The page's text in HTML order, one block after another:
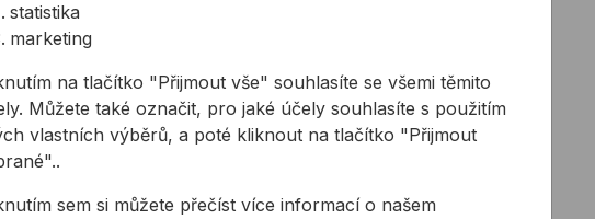
Technická podpora
Zákaznická podpora
Aktuality
Partneři
statistika
marketing
na tlačítko "Přijmout vše" souhlasíte se všemi těmito
Můžete také označit, pro jaké účely souhlasíte s použitím
vlastních výběrů, a poté kliknout na tlačítko "Přijmout
sem si můžete přečíst více informací o našem